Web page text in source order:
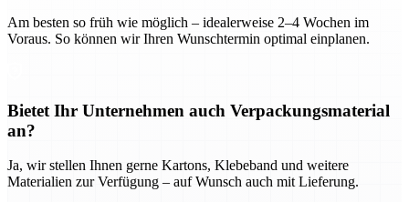
Am besten so früh wie möglich – idealerweise 2–4 Wochen im
Voraus. So können wir Ihren Wunschtermin optimal einplanen.
Bietet Ihr Unternehmen auch Verpackungsmaterial
an?
Ja, wir stellen Ihnen gerne Kartons, Klebeband und weitere
Materialien zur Verfügung – auf Wunsch auch mit Lieferung.